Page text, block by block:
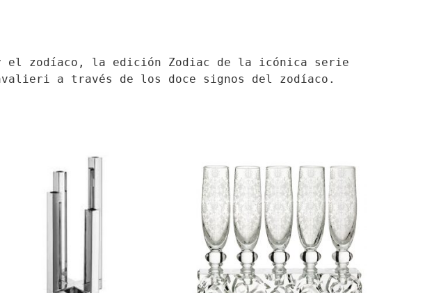
zodíaco, la edición Zodiac de la icónica serie
a través de los doce signos del zodíaco.